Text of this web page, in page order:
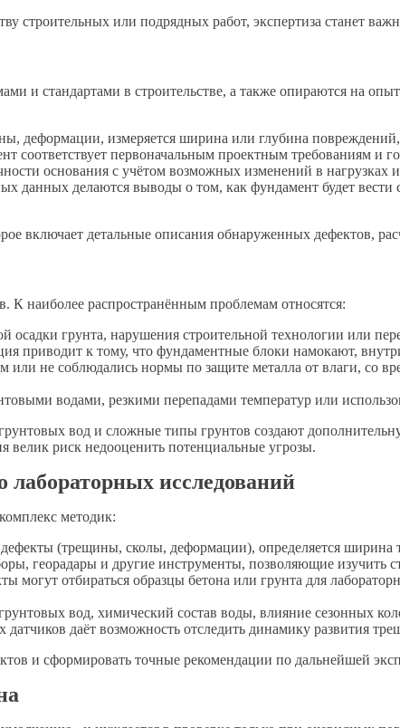
строительных или подрядных работ, экспертиза станет
и стандартами в строительстве, а также опираются на
деформации, измеряется ширина или глубина повреждений,
соответствует первоначальным проектным требованиям и
основания с учётом возможных изменений в нагрузках и
данных делаются выводы о том, как фундамент будет
включает детальные описания обнаруженных дефектов,
наиболее распространённым проблемам относятся:
осадки грунта, нарушения строительной технологии или
приводит к тому, что фундаментные блоки намокают,
или не соблюдались нормы по защите металла от влаги, со
водами, резкими перепадами температур или
вод и сложные типы грунтов создают
велик риск недооценить потенциальные угрозы.
лабораторных исследований
методик:
(трещины, сколы, деформации), определяется ширина
георадары и другие инструменты, позволяющие изучить
могут отбираться образцы бетона или грунта для
вод, химический состав воды, влияние сезонных
датчиков даёт возможность отследить динамику развития
и сформировать точные рекомендации по дальнейшей